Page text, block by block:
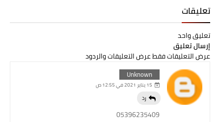
تعليقات
تعليق واحد
إرسال تعليق
عرض التعليقات فقطعرض التعليقات والردود
Unknown
15 يناير 2021 في 12:55 ص
05396235409
رد